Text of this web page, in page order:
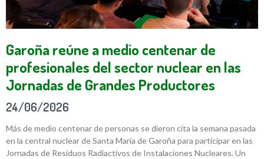
Garoña reúne a medio centenar de
profesionales del sector nuclear en las
Jornadas de Grandes Productores
24/06/2026
Más de medio centenar de personas se dieron cita la semana pasada
en la central nuclear de Santa María de Garoña para participar en las
Jornadas de Residuos Radiactivos de Instalaciones Nucleares. Un